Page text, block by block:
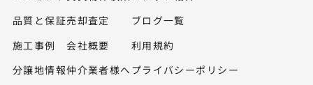
品質と保証
施工事例
分譲地情報
売却査定
会社概要
仲介業者様へ
ブログ一覧
利用規約
プライバシーポリシー